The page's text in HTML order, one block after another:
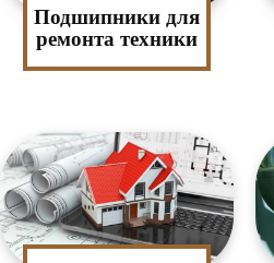
Подшипники для
ремонта техники